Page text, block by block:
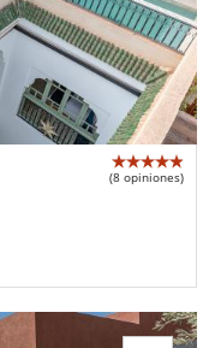
(8 opiniones)